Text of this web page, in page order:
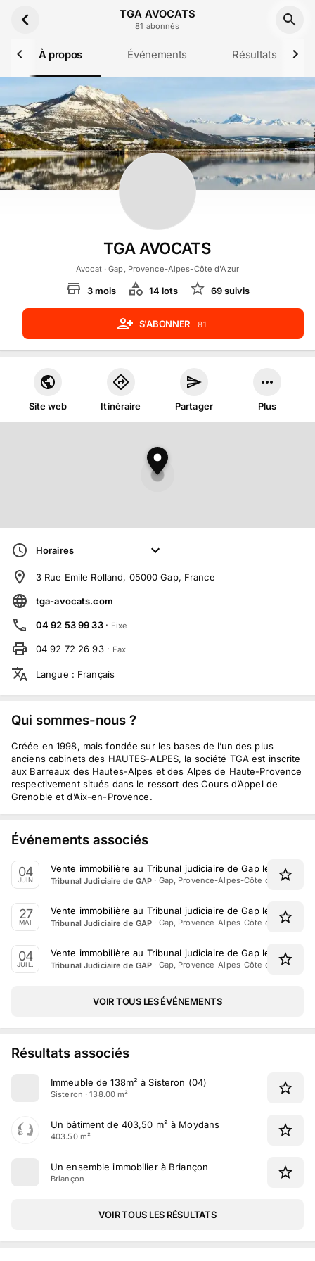
TGA AVOCATS
81 abonnés
À propos Événements Résultats
TGA AVOCATS
Avocat· Gap, Provence-Alpes-Côte d'Azur
3mois 14 lots 69suivis
S'ABONNER 81
Site web Itinéraire Partager Plus
Horaires
3 Rue Emile Rolland, 05000 Gap, France
tga-avocats.com
04 92 53 99 33 · Fixe
04 92 72 26 93 · Fax
Langue : Français
Qui sommes-nous ?
Créée en 1998, mais fondée sur les bases de l’un des plus
anciens cabinets des HAUTES-ALPES, la société TGA est inscrite
aux Barreaux des Hautes-Alpes et des Alpes de Haute-Provence
respectivement situés dans le ressort des Cours d’Appel de
Grenoble et d’Aix-en-Provence.
Événements associés
04
JUIN
Vente immobilière au Tribunal judiciaire de Gap le 4 Juin
Tribunal Judiciaire de GAP · Gap, Provence-Alpes-Côte d'Azur
27
MAI
Vente immobilière au Tribunal judiciaire de Gap le 27 Mai
Tribunal Judiciaire de GAP · Gap, Provence-Alpes-Côte d'Azur
04
JUIL.
Vente immobilière au Tribunal judiciaire de Gap le 4 Juillet
Tribunal Judiciaire de GAP · Gap, Provence-Alpes-Côte d'Azur
VOIR TOUS LES ÉVÉNEMENTS
Résultats associés
Immeuble de 138m² à Sisteron (04)
Sisteron · 138.00 m²
Un bâtiment de 403,50 m² à Moydans
403.50 m²
Un ensemble immobilier à Briançon
Briançon
VOIR TOUS LES RÉSULTATS